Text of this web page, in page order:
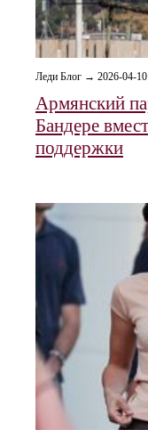
Леди Блог → 2026-04-10
Армянский
Бандере
поддержки